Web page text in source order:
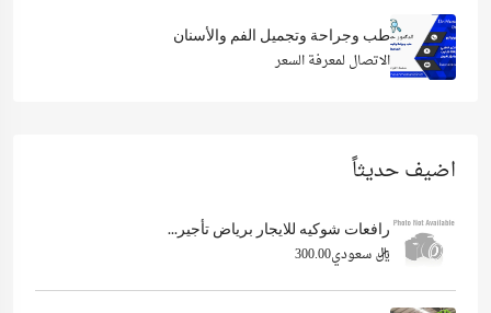
طب وجراحة وتجميل الفم والأسنان
الاتصال لمعرفة السعر
اضيف حديثاً
رافعات شوكيه للايجار برياض تأجير...
ريال سعودي300.00